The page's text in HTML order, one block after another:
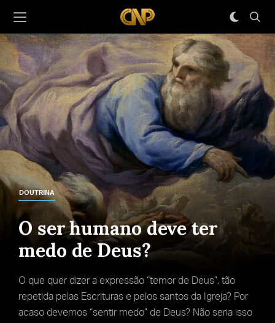
DOUTRINA
O ser humano deve ter
medo de Deus?
O que quer dizer a expressão “temor de Deus”, tão
repetida pelas Escrituras e pelos santos da Igreja? Por
acaso devemos “sentir medo” de Deus? Não seria isso